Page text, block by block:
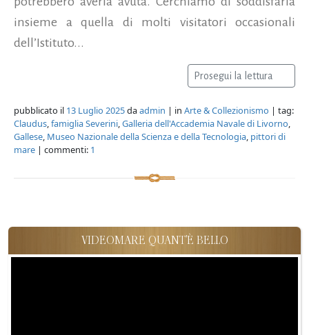
insieme a quella di molti visitatori occasionali
dell’Istituto...
Prosegui la lettura
pubblicato il 13 Luglio 2025daadmin | in Arte & Collezionismo | tag:
Claudus,famiglia Severini,Galleria dell'Accademia Navale di Livorno,
Gallese, Museo Nazionale della Scienza e della Tecnologia, pittori di
mare | commenti: 1
VIDEOMARE QUANT'È BELLO